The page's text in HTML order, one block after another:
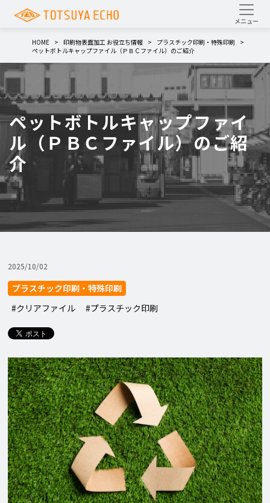
HOME 印刷物表面加工 お役立ち情報
プラスチック印刷・特殊印刷
ペットボトルキャップファイル（ＰＢＣファイル）のご紹介
ペットボトルキャップファイ
ル（ＰＢＣファイル）のご紹
介
2025/10/02
プラスチック印刷・特殊印刷
#クリアファイル
#プラスチック印刷